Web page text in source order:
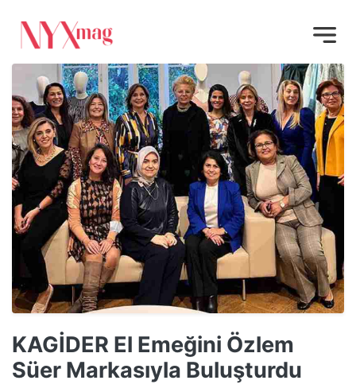
KAGİDER El Emeğini Özlem
Süer Markasıyla Buluşturdu